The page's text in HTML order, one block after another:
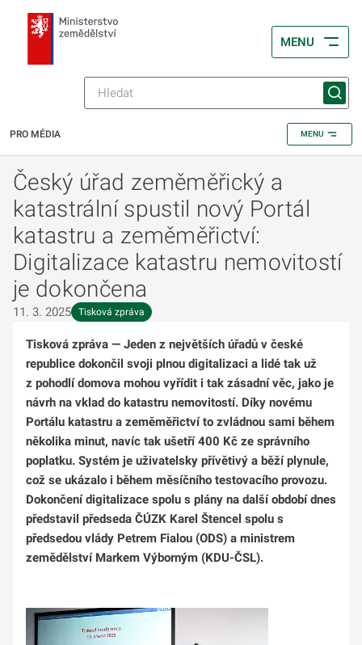
MENU
PRO MÉDIA MENU
Český úřad zeměměřický a
katastrální spustil nový Portál
katastru a zeměměřictví:
Digitalizace katastru nemovitostí
je dokončena
11. 3. 2025 Tisková zpráva
Tisková zpráva — Jeden z největších úřadů v české
republice dokončil svoji plnou digitalizaci a lidé tak už
z pohodlí domova mohou vyřídit i tak zásadní věc, jako je
návrh na vklad do katastru nemovitostí. Díky novému
Portálu katastru a zeměměřictvíto zvládnou sami během
několika minut, navíc tak ušetří 400 Kč ze správního
poplatku. Systém je uživatelsky přívětivý a běží plynule,
což se ukázalo i během měsíčního testovacího provozu.
Dokončení digitalizace spolu s plány na další období dnes
představil předseda ČÚZK Karel Štencel spolu s
předsedou vlády Petrem Fialou (ODS) a ministrem
zemědělství Markem Výborným (KDU-ČSL).